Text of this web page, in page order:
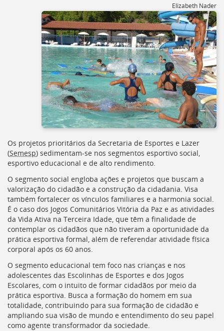
listagem
notícias
conteúdo
página
[]
Ir
para
a
busca
[]
Voltar
para
o
início
menu
[]
Elizabeth Nader
Os projetos prioritários da Secretaria de Esportes e Lazer
(Semesp) sedimentam-se nos segmentos esportivo social,
esportivo educacional e de alto rendimento.
O segmento social engloba ações e projetos que buscam a
valorização do cidadão e a construção da cidadania. Visa
também fortalecer os vínculos familiares e a harmonia social.
É o caso dos Jogos Comunitários Vitória da Paz e as atividades
da Vida Ativa na Terceira Idade, que têm a finalidade de
contemplar os cidadãos que não tiveram a oportunidade da
prática esportiva formal, além de referendar atividade física
corporal após os 60 anos.
O segmento educacional tem foco nas crianças e nos
adolescentes das Escolinhas de Esportes e dos Jogos
Escolares, com o intuito de formar cidadãos por meio da
prática esportiva. Busca a formação do homem em sua
totalidade, contribuindo para sua formação de cidadão e
ampliando sua visão de mundo e entendimento do seu papel
como agente transformador da sociedade.